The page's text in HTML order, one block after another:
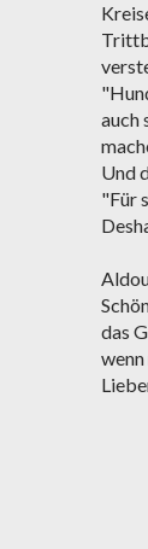
auch
Und
"Für
das